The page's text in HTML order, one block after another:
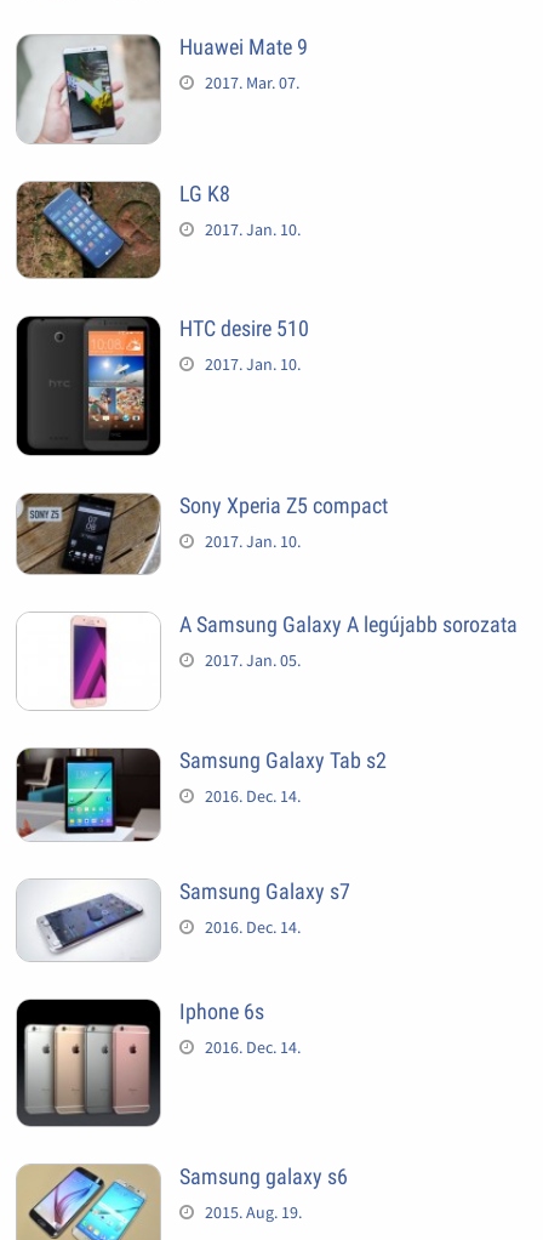
Huawei Mate 9
2017. Mar. 07.
LG K8
2017. Jan. 10.
HTC desire 510
2017. Jan. 10.
Sony Xperia Z5 compact
2017. Jan. 10.
A Samsung Galaxy A legújabb sorozata
2017. Jan. 05.
Samsung Galaxy Tab s2
2016. Dec. 14.
Samsung Galaxy s7
2016. Dec. 14.
Iphone 6s
2016. Dec. 14.
Samsung galaxy s6
2015. Aug. 19.